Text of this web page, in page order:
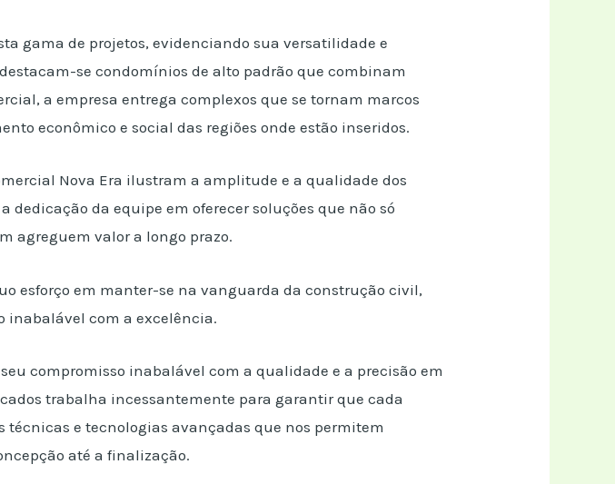
gama de projetos, evidenciando sua versatilidade e
se condomínios de alto padrão que combinam
a empresa entrega complexos que se tornam marcos
econômico e social das regiões onde estão inseridos.
Nova Era ilustram a amplitude e a qualidade dos
dedicação da equipe em oferecer soluções que não só
agreguem valor a longo prazo.
esforço em manter-se na vanguarda da construção civil,
inabalável com a excelência.
compromisso inabalável com a qualidade e a precisão em
trabalha incessantemente para garantir que cada
e tecnologias avançadas que nos permitem
até a finalização.